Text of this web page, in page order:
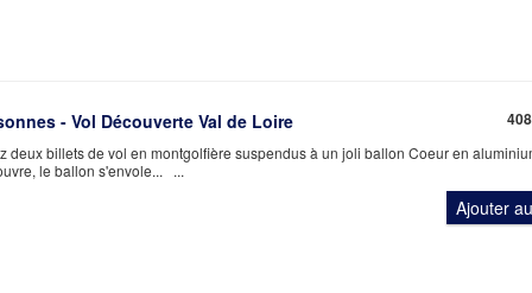
- Vol Découverte Val de Loire
deux billets de vol en montgolfière suspendus à un joli ballon Coeur en
le ballon s'envole... ...
Ajouter